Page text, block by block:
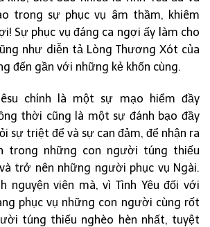
trong sự phục vụ âm thầm, khiêm
Sự phục vụ đáng ca ngợi ấy làm cho
như diễn tả Lòng Thương Xót của
đến gần với những kẻ khốn cùng.
chính là một sự mạo hiểm đầy
thời cũng là một sự đánh bạo đầy
sự triệt để và sự can đảm, để nhận ra
trong những con người túng thiếu
trở nên những người phục vụ Ngài.
nguyện viên mà, vì Tình Yêu đối với
phục vụ những con người cùng rốt
túng thiếu nghèo hèn nhất, tuyệt